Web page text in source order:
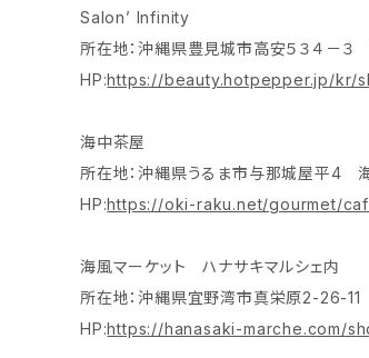
Salon’ Infinity
所在地：沖縄県豊見城市高安５３４－３
HP:https://beauty.hotpepper.jp/kr/
海中茶屋
所在地：沖縄県うるま市与那城屋平4
HP:https://oki-raku.net/gourmet/
海風マーケット ハナサキマルシェ内
所在地：沖縄県宜野湾市真栄原2-26-11
HP:https://hanasaki-marche.com/